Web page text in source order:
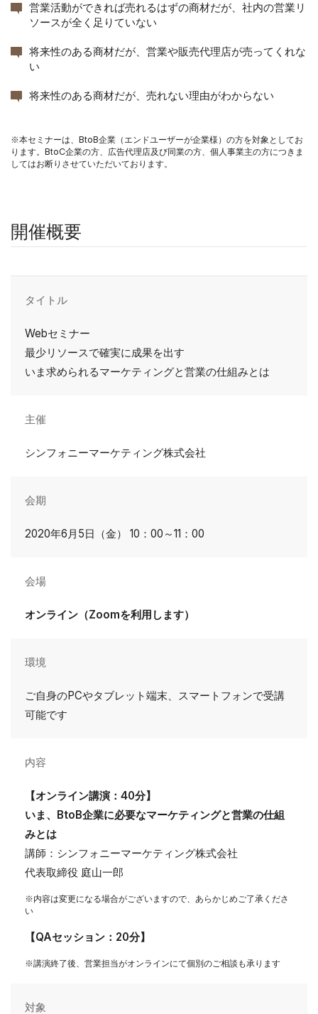
営業活動ができれば売れるはずの商材だが、社内の営業リ
ソースが全く足りていない
将来性のある商材だが、営業や販売代理店が売ってくれな
い
将来性のある商材だが、売れない理由がわからない
※本セミナーは、BtoB企業（エンドユーザーが企業様）の方を対象としてお
ります。BtoC企業の方、広告代理店及び同業の方、個人事業主の方につきま
してはお断りさせていただいております。
開催概要
タイトル
Webセミナー
最少リソースで確実に成果を出す
いま求められるマーケティングと営業の仕組みとは
主催
シンフォニーマーケティング株式会社
会期
2020年6月5日（金） 10：00～11：00
会場
オンライン（Zoomを利用します）
環境
ご自身のPCやタブレット端末、スマートフォンで受講
可能です
内容
【オンライン講演：40分】
いま、BtoB企業に必要なマーケティングと営業の仕組
みとは
講師：シンフォニーマーケティング株式会社
代表取締役 庭山一郎
※内容は変更になる場合がございますので、あらかじめご了承くださ
い
【QAセッション：20分】
※講演終了後、営業担当がオンラインにて個別のご相談も承ります
対象